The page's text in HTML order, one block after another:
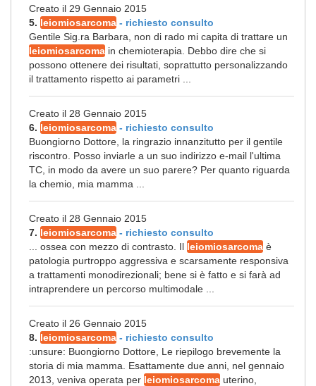
Creato il 29 Gennaio 2015
5. leiomiosarcoma - richiesto consulto
Gentile Sig.ra Barbara, non di rado mi capita di trattare un
leiomiosarcoma in chemioterapia. Debbo dire che si
possono ottenere dei risultati, soprattutto personalizzando
il trattamento rispetto ai parametri ...
Creato il 28 Gennaio 2015
6. leiomiosarcoma - richiesto consulto
Buongiorno Dottore, la ringrazio innanzitutto per il gentile
riscontro. Posso inviarle a un suo indirizzo e-mail l'ultima
TC, in modo da avere un suo parere? Per quanto riguarda
la chemio, mia mamma ...
Creato il 28 Gennaio 2015
7. leiomiosarcoma - richiesto consulto
... ossea con mezzo di contrasto. Il leiomiosarcoma è
patologia purtroppo aggressiva e scarsamente responsiva
a trattamenti monodirezionali; bene si è fatto e si farà ad
intraprendere un percorso multimodale ...
Creato il 26 Gennaio 2015
8. leiomiosarcoma - richiesto consulto
:unsure: Buongiorno Dottore, Le riepilogo brevemente la
storia di mia mamma. Esattamente due anni, nel gennaio
2013, veniva operata per leiomiosarcoma uterino,